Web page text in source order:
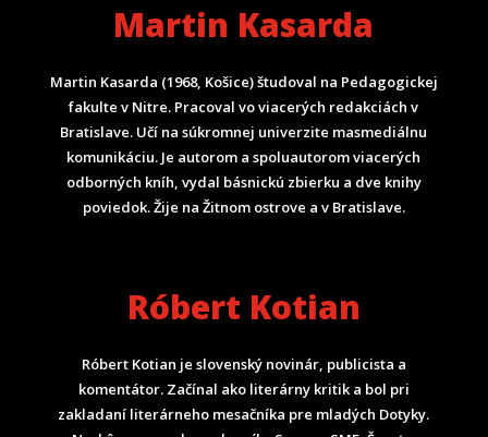
Martin Kasarda
Martin Kasarda (1968, Košice) študoval na Pedagogickej
fakulte v Nitre. Pracoval vo viacerých redakciách v
Bratislave. Učí na súkromnej univerzite masmediálnu
komunikáciu. Je autorom a spoluautorom viacerých
odborných kníh, vydal básnickú zbierku a dve knihy
poviedok. Žije na Žitnom ostrove a v Bratislave.
Róbert Kotian
Róbert Kotian je slovenský novinár, publicista a
komentátor. Začínal ako literárny kritik a bol pri
zakladaní literárneho mesačníka pre mladých Dotyky.